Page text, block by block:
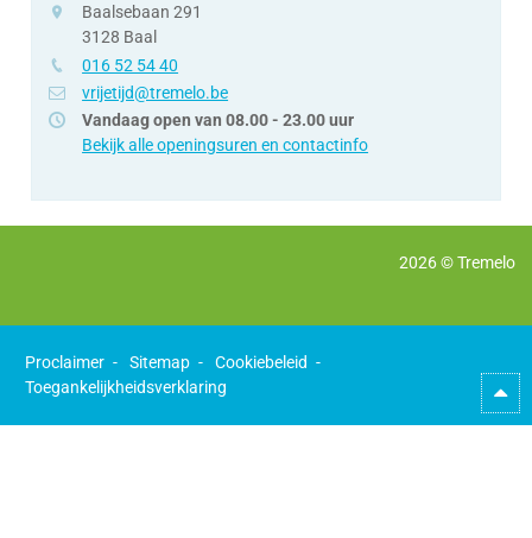
adresBaalsebaan 291
3128 Baal
tel.
016 52 54 40
e-
mail
vrijetijd@tremelo.be
Vandaag open van08.00-23.00 uur
Bekijk alle openingsuren en contactinfo
2026 ©Tremelo
Proclaimer Sitemap
Cookiebeleid
Toegankelijkheidsverklaring